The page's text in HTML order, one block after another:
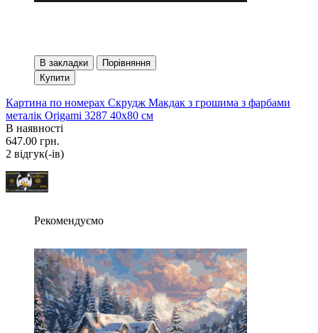
В закладки
Порівняння
Купити
Картина по номерах Скрудж Макдак з грошима з фарбами
металік Origami 3287 40x80 см
В наявності
647.00 грн.
2 вiдгук(-iв)
Рекомендуємо